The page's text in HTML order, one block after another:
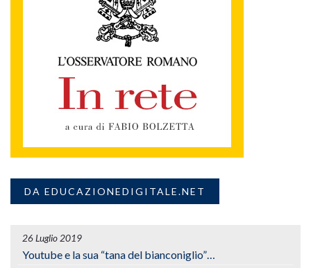
DA EDUCAZIONEDIGITALE.NET
26 Luglio 2019
Youtube e la sua “tana del bianconiglio”…